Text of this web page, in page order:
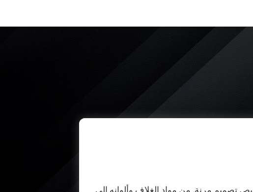
تصميم مرنة, من مواد الغلاف وألوانه إلى